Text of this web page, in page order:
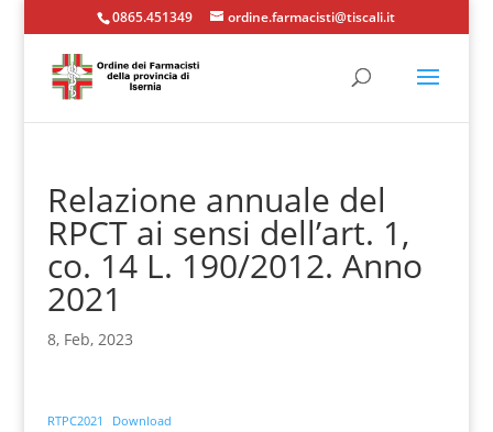
0865.451349 ordine.farmacisti@tiscali.it
Relazione annuale del
RPCT ai sensi dell’art. 1,
co. 14 L. 190/2012. Anno
2021
8, Feb, 2023
RTPC2021 Download